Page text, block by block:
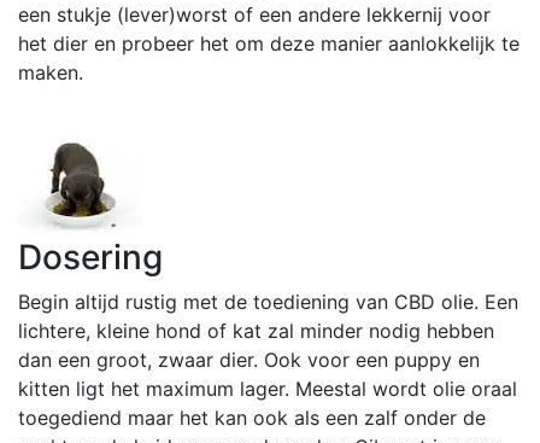
een stukje (lever)worst of een andere lekkernij voor
het dier en probeer het om deze manier aanlokkelijk te
maken.
Dosering
Begin altijd rustig met de toediening van CBD olie. Een
lichtere, kleine hond of kat zal minder nodig hebben
dan een groot, zwaar dier. Ook voor een puppy en
kitten ligt het maximum lager. Meestal wordt olie oraal
toegediend maar het kan ook als een zalf onder de